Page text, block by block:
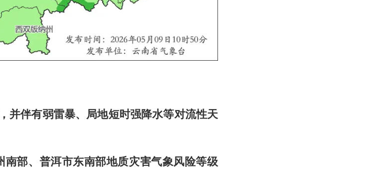
并伴有弱雷暴、局地短时强降水等对流性天
南部、普洱市东南部地质灾害气象风险等级